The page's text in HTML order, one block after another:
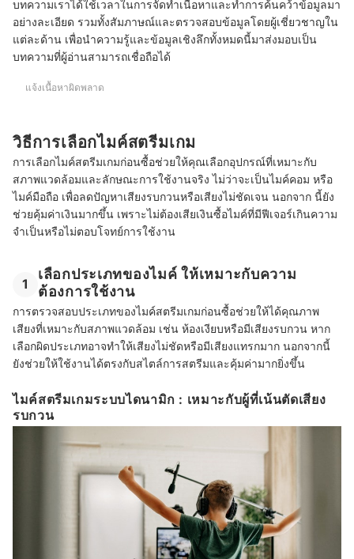
ทำไมไมค์ถึงมีเสียงซ่า
บทความเราได้ใช้เวลาในการจัดทำเนื้อหาและทำการค้นคว้าข้อมูลมา
อย่างละเอียด รวมทั้งสัมภาษณ์และตรวจสอบข้อมูลโดยผู้เชี่ยวชาญใน
แต่ละด้าน เพื่อนำความรู้และข้อมูลเชิงลึกทั้งหมดนี้มาส่งมอบเป็น
บทความที่ผู้อ่านสามารถเชื่อถือได้
แจ้งเนื้อหาผิดพลาด
วิธีการเลือกไมค์สตรีมเกม
การเลือกไมค์สตรีมเกมก่อนซื้อช่วยให้คุณเลือกอุปกรณ์ที่เหมาะกับ
สภาพแวดล้อมและลักษณะการใช้งานจริง ไม่ว่าจะเป็นไมค์คอม หรือ
ไมค์มือถือ เพื่อลดปัญหาเสียงรบกวนหรือเสียงไม่ชัดเจน นอกจาก นี้ยัง
ช่วยคุ้มค่าเงินมากขึ้น เพราะไม่ต้องเสียเงินซื้อไมค์ที่มีฟีเจอร์เกินความ
จำเป็นหรือไม่ตอบโจทย์การใช้งาน
1
เลือกประเภทของไมค์ ให้เหมาะกับความ
ต้องการใช้งาน
การตรวจสอบประเภทของไมค์สตรีมเกมก่อนซื้อช่วยให้ได้คุณภาพ
เสียงที่เหมาะกับสภาพแวดล้อม เช่น ห้องเงียบหรือมีเสียงรบกวน หาก
เลือกผิดประเภทอาจทำให้เสียงไม่ชัดหรือมีเสียงแทรกมาก นอกจากนี้
ยังช่วยให้ใช้งานได้ตรงกับสไตล์การสตรีมและคุ้มค่ามากยิ่งขึ้น
ไมค์สตรีมเกมระบบไดนามิก : เหมาะกับผู้ที่เน้นตัดเสียง
รบกวน